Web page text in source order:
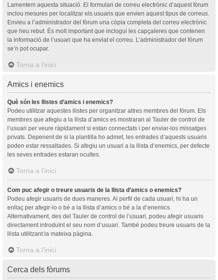
Lamentem aquesta situació. El formulari de correu electrònic d’aquest fòrum
inclou mesures per localitzar els usuaris que envien aquest tipus de correus.
Envieu a l’administrador del fòrum una còpia completa del correu electrònic
que heu rebut. És molt important que inclogui les capçaleres que contenen
la informació de l’usuari que ha enviat el correu. L’administrador del fòrum
se’n pot ocupar.
Torna a l’inici
Amics i enemics
Què són les llistes d’amics i enemics?
Podeu utilitzar aquestes llistes per organitzar altres membres del fòrum. Els
membres que afegiu a la llista d’amics es mostraran al Tauler de control de
l’usuari per veure ràpidament si estan connectats i per enviar-los missatges
privats. Depenent de si la plantilla ho admet, les entrades d’aquests usuaris
poden estar ressaltades. Si afegiu un usuari a la llista d’enemics, per defecte
les seves entrades estaran ocultes.
Torna a l’inici
Com puc afegir o treure usuaris de la llista d’amics o enemics?
Podeu afegir usuaris de dues maneres. Al perfil de cada usuari, hi ha un
enllaç per afegir-lo o bé a la llista d’amics o bé a la d’enemics.
Alternativament, des del Tauler de control de l’usuari, podeu afegir usuaris
directament introduïnt el seu nom d’usuari. També podeu treure usuaris de la
llista utilitzant la mateixa pàgina.
Torna a l’inici
Cerca dels fòrums